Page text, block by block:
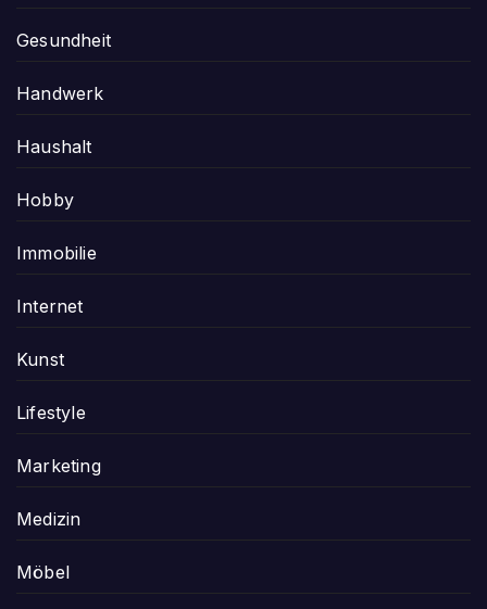
Gesundheit
Handwerk
Haushalt
Hobby
Immobilie
Internet
Kunst
Lifestyle
Marketing
Medizin
Möbel